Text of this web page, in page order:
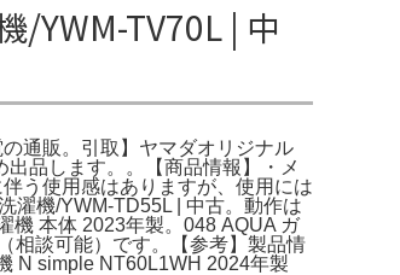
/YWM-TV70L | 中
通販。引取】ヤマダオリジナル
品します。。【商品情報】・メ
う使用感はありますが、使用には
濯機/YWM-TD55L | 中古。動作は
機 本体 2023年製。048 AQUA ガ
談可能）です。【参考】製品情
N simple NT60L1WH 2024年製